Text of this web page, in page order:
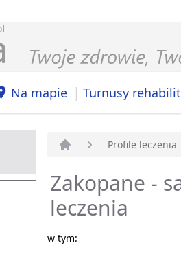
Na mapie | Turnusy
Profile leczenia
Zakopane -
leczenia
w tym: